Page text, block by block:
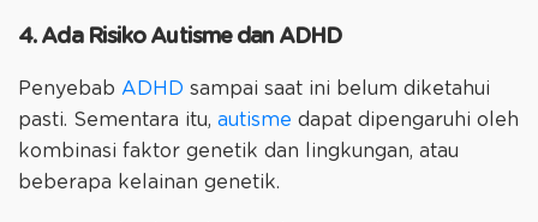
4. Ada Risiko Autisme dan ADHD
Penyebab ADHD sampai saat ini belum diketahui
pasti. Sementara itu, autisme dapat dipengaruhi oleh
kombinasi faktor genetik dan lingkungan, atau
beberapa kelainan genetik.